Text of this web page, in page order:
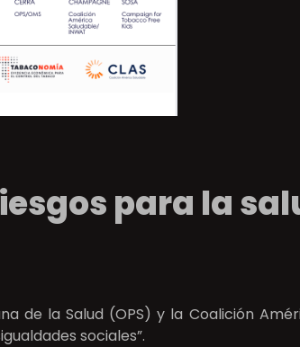
para la
de la Salud (OPS) y la Coalición
sociales”.